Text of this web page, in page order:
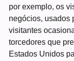
por exemplo, os
negócios, usados
visitantes
torcedores que
Estados Unidos